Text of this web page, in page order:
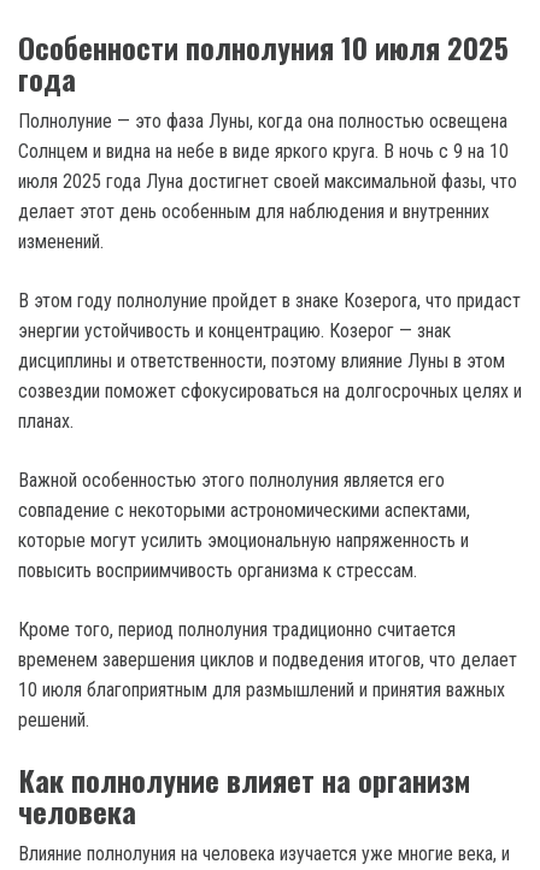
Особенности полнолуния 10 июля 2025
года
Полнолуние — это фаза Луны, когда она полностью освещена
Солнцем и видна на небе в виде яркого круга. В ночь с 9 на 10
июля 2025 года Луна достигнет своей максимальной фазы, что
делает этот день особенным для наблюдения и внутренних
изменений.
В этом году полнолуние пройдет в знаке Козерога, что придаст
энергии устойчивость и концентрацию. Козерог — знак
дисциплины и ответственности, поэтому влияние Луны в этом
созвездии поможет сфокусироваться на долгосрочных целях и
планах.
Важной особенностью этого полнолуния является его
совпадение с некоторыми астрономическими аспектами,
которые могут усилить эмоциональную напряженность и
повысить восприимчивость организма к стрессам.
Кроме того, период полнолуния традиционно считается
временем завершения циклов и подведения итогов, что делает
10 июля благоприятным для размышлений и принятия важных
решений.
Как полнолуние влияет на организм
человека
Влияние полнолуния на человека изучается уже многие века, и